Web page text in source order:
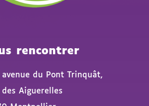
rencontrer
avenue du Pont Trinquât,
des Aiguerelles